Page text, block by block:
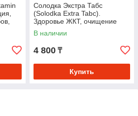
Солодка Экстра Табс
(Solodka Extra Tabc).
Здоровье ЖКТ, очищение
бронхов и лимфодренаж
В наличии
4 800 ₸
Купить